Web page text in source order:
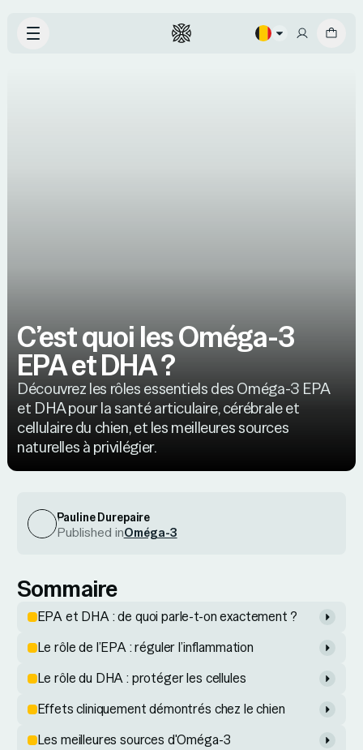
C’est quoi les Oméga-3
EPA et DHA ?
Découvrez les rôles essentiels des Oméga-3 EPA
et DHA pour la santé articulaire, cérébrale et
cellulaire du chien, et les meilleures sources
naturelles à privilégier.
Pauline Durepaire
Published inOméga-3
Sommaire
EPA et DHA : de quoi parle-t-on exactement ?
Le rôle de l’EPA : réguler l’inflammation
Le rôle du DHA : protéger les cellules
Effets cliniquement démontrés chez le chien
Les meilleures sources d'Oméga-3